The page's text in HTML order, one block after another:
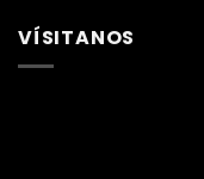
VÍSITANOS